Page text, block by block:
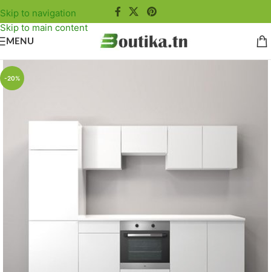
Skip to navigation
Skip to main content
MENU
-20%